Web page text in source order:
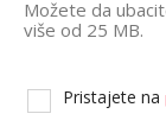
Možete da
više od 25 MB.
Pristajete na